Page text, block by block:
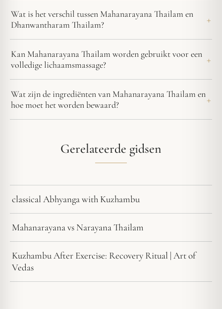
Wat is het verschil tussen Mahanarayana Thailam en
Dhanwantharam Thailam?
Kan Mahanarayana Thailam worden gebruikt voor een
volledige lichaamsmassage?
Wat zijn de ingrediënten van Mahanarayana Thailam en
hoe moet het worden bewaard?
Gerelateerde gidsen
classical Abhyanga with Kuzhambu
Mahanarayana vs Narayana Thailam
Kuzhambu After Exercise: Recovery Ritual | Art of
Vedas